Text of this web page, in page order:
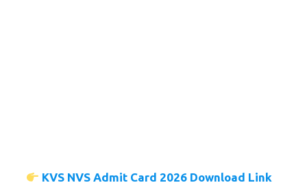
KVS NVS Admit Card 2026 Download Link